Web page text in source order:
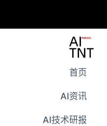
首页
AI资讯
AI技术研报